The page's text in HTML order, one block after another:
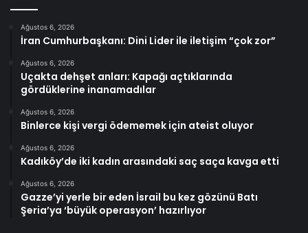
Ağustos 6, 2026
İran Cumhurbaşkanı: Dini Lider ile iletişim “çok zor”
Ağustos 6, 2026
Uçakta dehşet anları: Kapağı açtıklarında
gördüklerine inanamadılar
Ağustos 6, 2026
Binlerce kişi vergi ödememek için ateist oluyor
Ağustos 6, 2026
Kadıköy’de iki kadın arasındaki saç saça kavga etti
Ağustos 6, 2026
Gazze’yi yerle bir eden İsrail bu kez gözünü Batı
Şeria’ya ‘büyük operasyon’ hazırlıyor